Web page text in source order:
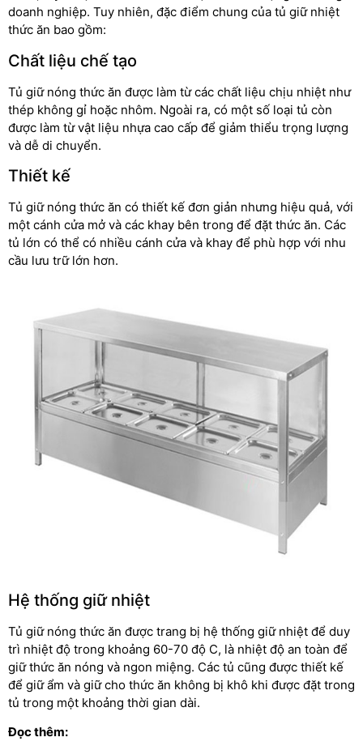
doanh nghiệp. Tuy nhiên, đặc điểm chung của tủ giữ nhiệt
thức ăn bao gồm:
Chất liệu chế tạo
Tủ giữ nóng thức ăn được làm từ các chất liệu chịu nhiệt như
thép không gỉ hoặc nhôm. Ngoài ra, có một số loại tủ còn
được làm từ vật liệu nhựa cao cấp để giảm thiểu trọng lượng
và dễ di chuyển.
Thiết kế
Tủ giữ nóng thức ăn có thiết kế đơn giản nhưng hiệu quả, với
một cánh cửa mở và các khay bên trong để đặt thức ăn. Các
tủ lớn có thể có nhiều cánh cửa và khay để phù hợp với nhu
cầu lưu trữ lớn hơn.
Hệ thống giữ nhiệt
Tủ giữ nóng thức ăn được trang bị hệ thống giữ nhiệt để duy
trì nhiệt độ trong khoảng 60-70 độ C, là nhiệt độ an toàn để
giữ thức ăn nóng và ngon miệng. Các tủ cũng được thiết kế
để giữ ẩm và giữ cho thức ăn không bị khô khi được đặt trong
tủ trong một khoảng thời gian dài.
Đọc thêm: